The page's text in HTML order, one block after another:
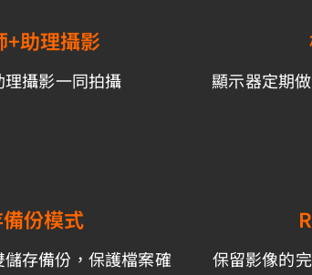
+助理攝影
理攝影一同拍攝
顯示器定期
份模式
存備份，保護檔案確
保留影像的